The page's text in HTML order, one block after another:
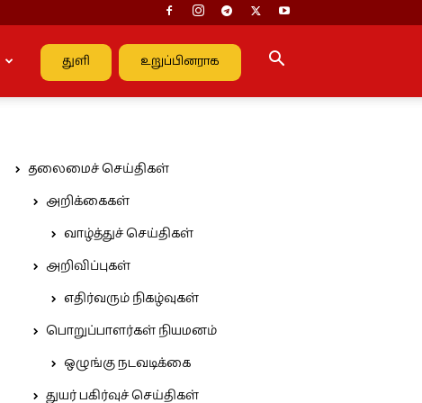
துளி உறுப்பினராக
தலைமைச் செய்திகள்
அறிக்கைகள்
வாழ்த்துச் செய்திகள்
அறிவிப்புகள்
எதிர்வரும் நிகழ்வுகள்
பொறுப்பாளர்கள் நியமனம்
ஒழுங்கு நடவடிக்கை
துயர் பகிர்வுச் செய்திகள்